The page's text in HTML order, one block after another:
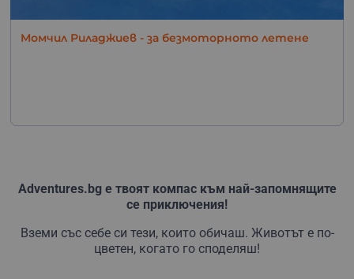
Момчил Риладжиев - за безмоторното летене
Adventures.bg е твоят компас към най-запомнящите
се приключения!
Вземи със себе си тези, които обичаш. Животът е по-
цветен, когато го споделяш!